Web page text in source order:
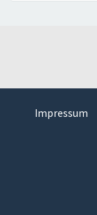
Impressum